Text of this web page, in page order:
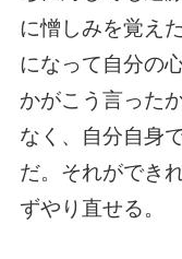
に憎しみを覚え
になって自分の
かがこう言った
なく、自分自身
だ。それができ
ずやり直せる。